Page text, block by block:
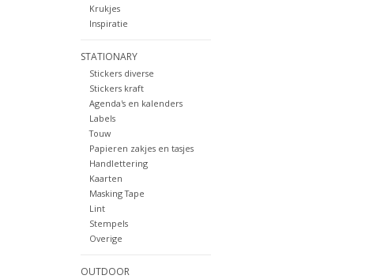
Krukjes
Inspiratie
STATIONARY
Stickers diverse
Stickers kraft
Agenda's en kalenders
Labels
Touw
Papieren zakjes en tasjes
Handlettering
Kaarten
Masking Tape
Lint
Stempels
Overige
OUTDOOR